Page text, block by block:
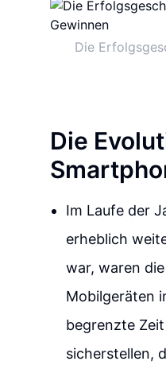
Die
Die
Im Laufe der
erheblich
war, waren
Mobilgeräten
begrenzte
sicherstellen,